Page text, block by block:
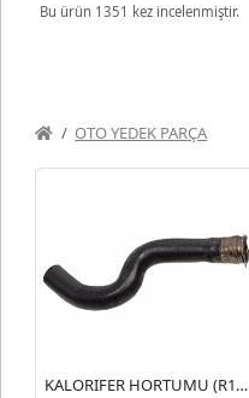
Bu ürün 1351 kez incelenmiştir.
OTO YEDEK PARÇA
KALORIFER HORTUMU (R15154) 406 2.0 16V(6464.WN)